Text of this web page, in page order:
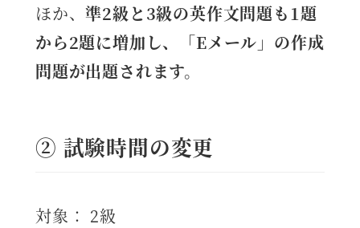
ほか、準2級と3級の英作文問題も1題
から2題に増加し、「Eメール」の作成
問題が出題されます。
② 試験時間の変更
対象： 2級